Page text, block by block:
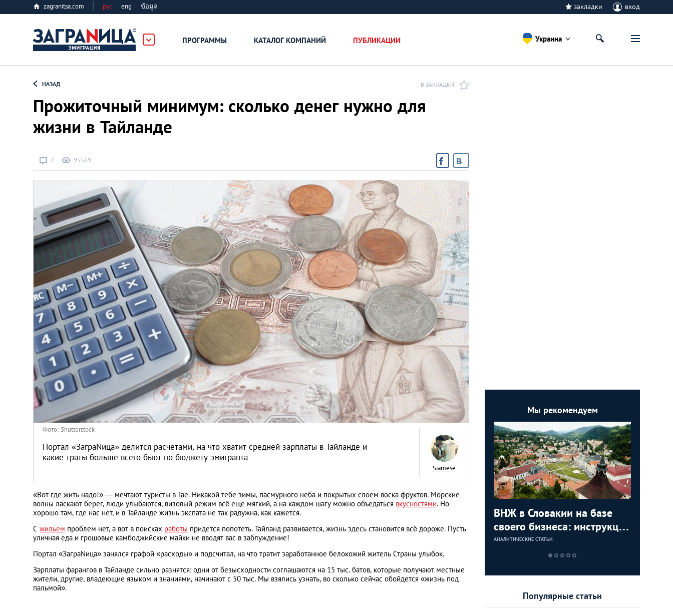
zagranitsa.com рус eng ข้อมูล закладки вход
ПРОГРАММЫ КАТАЛОГ КОМПАНИЙ ПУБЛИКАЦИИ
Все страны
Великобритания
Венгрия
Германия
Греция
Испания
Казахстан
Канада
Кипр
Латвия
Литва
Польша
Португалия
Украина
НАЗАД В ЗАКЛАДКИ
Прожиточный минимум: сколько денег нужно для
жизни в Тайланде
2 95569
Фото: Shutterstock
Портал «ЗаграNица» делится расчетами, на что хватит средней зарплаты в Тайланде и
какие траты больше всего бьют по бюджету эмигранта
Siamese
«Вот где жить надо!» — мечтают туристы в Тае. Никакой тебе зимы, пасмурного неба и покрытых слоем воска фруктов. Морские
волны ласкают берег, люди улыбаются, визовый режим всё еще мягкий, а на каждом шагу можно объедаться вкусностями. Но
хорошо там, где нас нет, и в Тайланде жизнь экспата не так радужна, как кажется.
С жильем проблем нет, а вот в поисках работы придется попотеть. Тайланд развивается, жизнь здесь становится всё дороже. Пусть
уличная еда и грошовые камбоджийские майки не вводят вас в заблуждение!
Портал «ЗаграNица» занялся графой «расходы» и подсчитал, на что тратит заработанное белокожий житель Страны улыбок.
Зарплаты фарангов в Тайланде сильно разнятся: одни от безысходности соглашаются на 15 тыс. батов, которые получают местные
жители, другие, владеющие языком и знаниями, начинают с 50 тыс. Мы взялись узнать, во сколько сейчас обойдется «жизнь под
пальмой».
Мы рекомендуем
ВНЖ в Словакии на базе
своего бизнеса: инструкция
для граждан СНГ
АНАЛИТИЧЕСКИЕ СТАТЬИ
Словакии: процедура для
Популярные статьи